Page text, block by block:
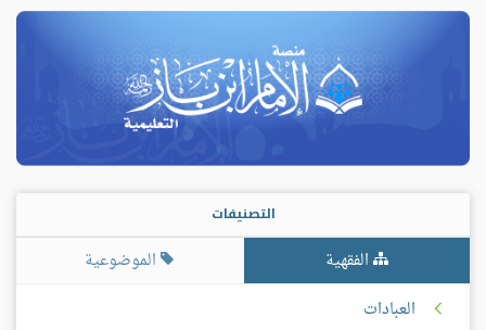
التصنيفات
الفقهية
الموضوعية
العبادات